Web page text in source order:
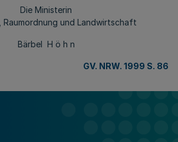
Die Ministerin
Raumordnung und Landwirtschaft
Bärbel H ö h n
GV. NRW. 1999 S. 86